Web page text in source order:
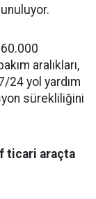
aralıkları,
24 yol yardım
sürekliliğini
ticari araçta